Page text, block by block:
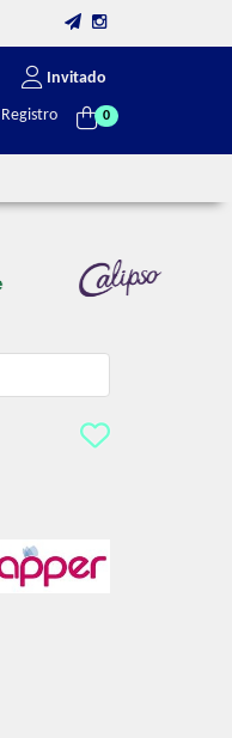
Invitado
Registro 0